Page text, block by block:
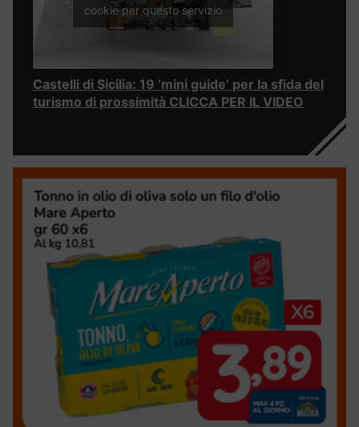
cookie per questo servizio
Castelli di Sicilia: 19 ‘mini guide’ per la sfida del
turismo di prossimità CLICCA PER IL VIDEO